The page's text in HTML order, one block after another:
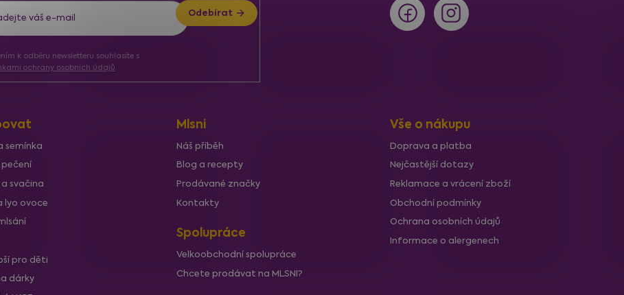
k odběru newsletteru souhlasíte s
ochrany osobních údajů
Odebírat
semínka
pečení
svačina
lyo ovoce
pro děti
dárky
Mlsni
Náš příběh
Blog a recepty
Prodávané značky
Kontakty
Spolupráce
Velkoobchodní spolupráce
Chcete prodávat na MLSNI?
Vše o nákupu
Doprava a platba
Nejčastější dotazy
Reklamace a vrácení zboží
Obchodní podmínky
Ochrana osobních údajů
Informace o alergenech